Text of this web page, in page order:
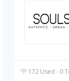
172 Used - 0